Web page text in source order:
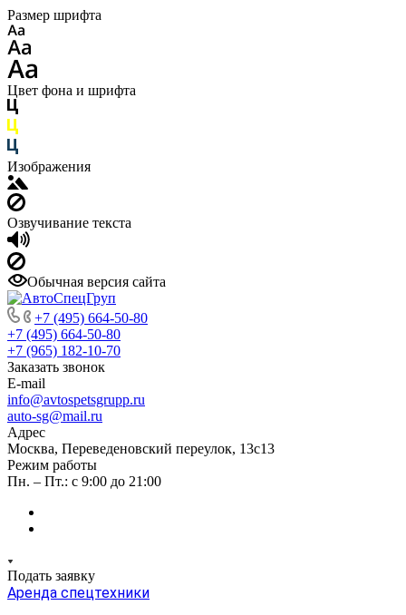
Размер шрифта
Цвет фона и шрифта
Изображения
Озвучивание текста
Обычная версия сайта
+7 (495) 664-50-80
+7 (495) 664-50-80
+7 (965) 182-10-70
Заказать звонок
E-mail
info@avtospetsgrupp.ru
auto-sg@mail.ru
Адрес
Москва, Переведеновский переулок, 13с13
Режим работы
Пн. – Пт.: с 9:00 до 21:00
Подать заявку
Аренда спецтехники